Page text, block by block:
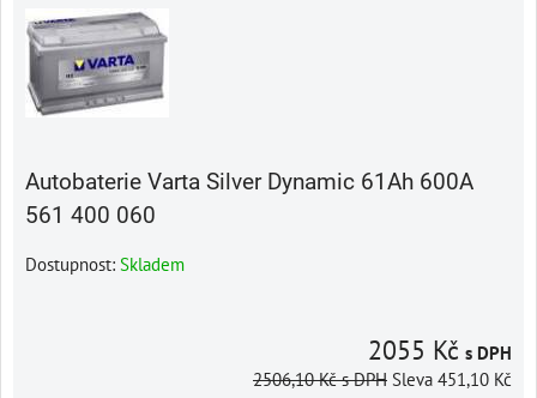
Autobaterie Varta Silver Dynamic 61Ah 600A
561 400 060
Dostupnost: Skladem
2055 Kč s DPH
2506,10 Kčs DPH Sleva 451,10 Kč